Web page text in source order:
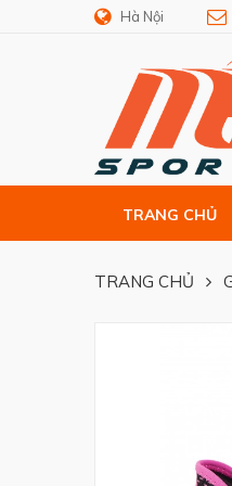
Hà Nội
TRANG CHỦ
TRANG CHỦ